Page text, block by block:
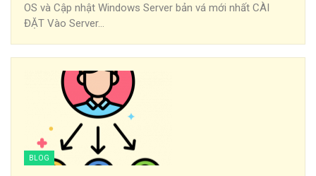
OS và Cập nhật Windows Server bản vá mới nhất CÀI
ĐẶT Vào Server…
BLOG